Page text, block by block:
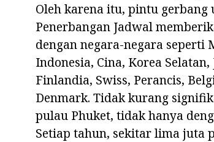
Oleh karena itu, pintu gerbang
Penerbangan Jadwal
dengan negara-negara seperti
Indonesia, Cina, Korea
Finlandia, Swiss, Perancis,
Denmark. Tidak kurang
pulau Phuket, tidak hanya
Setiap tahun, sekitar lima juta